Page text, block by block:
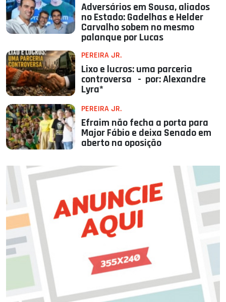
Adversários em Sousa, aliados
no Estado: Gadelhas e Helder
Carvalho sobem no mesmo
palanque por Lucas
PEREIRA JR.
Lixo e lucros: uma parceria
controversa - por: Alexandre
Lyra*
PEREIRA JR.
Efraim não fecha a porta para
Major Fábio e deixa Senado em
aberto na oposição